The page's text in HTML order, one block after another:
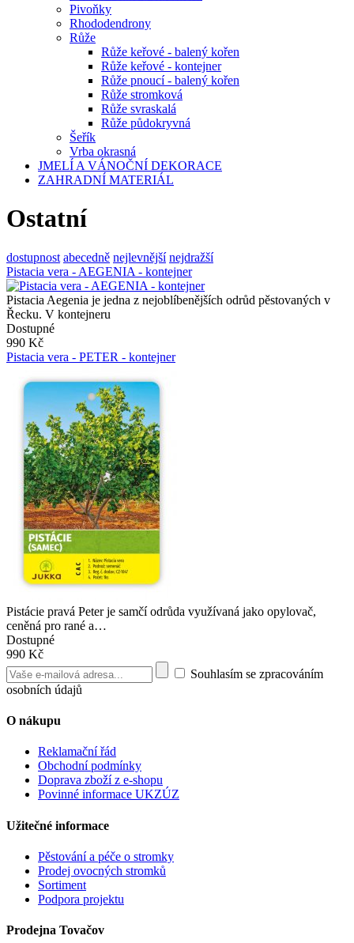
Pivoňky
Rhododendrony
Růže
Růže keřové - balený kořen
Růže keřové - kontejner
Růže pnoucí - balený kořen
Růže stromková
Růže svraskalá
Růže půdokryvná
Šeřík
Vrba okrasná
JMELÍ A VÁNOČNÍ DEKORACE
ZAHRADNÍ MATERIÁL
Ostatní
dostupnost abecedně nejlevnější nejdražší
Pistacia vera - AEGENIA - kontejner
Pistacia Aegenia je jedna z nejoblíbenějších odrůd pěstovaných v
Řecku. V kontejneru
Dostupné
990 Kč
Pistacia vera - PETER - kontejner
Pistácie pravá Peter je samčí odrůda využívaná jako opylovač,
ceněná pro rané a…
Dostupné
990 Kč
Souhlasím se zpracováním
osobních údajů
O nákupu
Reklamační řád
Obchodní podmínky
Doprava zboží z e-shopu
Povinné informace UKZÚZ
Užitečné informace
Pěstování a péče o stromky
Prodej ovocných stromků
Sortiment
Podpora projektu
Prodejna Tovačov